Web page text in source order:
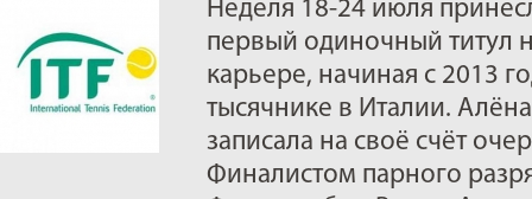
Неделя 18-24 июля
первый одиночный титул
карьере, начиная с 2013
тысячнике в Италии.
записала на своё счёт
Финалистом парного